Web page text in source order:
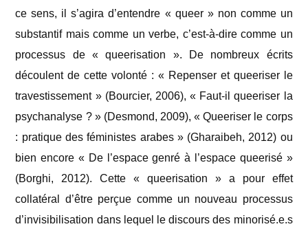
ce sens, il s’agira d’entendre « queer » non comme un
substantif mais comme un verbe, c’est-à-dire comme un
processus de « queerisation ». De nombreux écrits
découlent de cette volonté : « Repenser et queeriser le
travestissement » (Bourcier, 2006), « Faut-il queeriser la
psychanalyse ? » (Desmond, 2009), « Queeriser le corps
: pratique des féministes arabes » (Gharaibeh, 2012) ou
bien encore « De l’espace genré à l’espace queerisé »
(Borghi, 2012). Cette « queerisation » a pour effet
collatéral d’être perçue comme un nouveau processus
d’invisibilisation dans lequel le discours des minorisé.e.s